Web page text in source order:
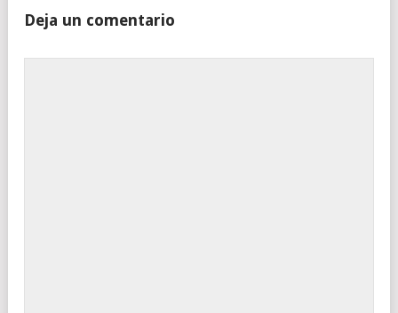
Deja un comentario